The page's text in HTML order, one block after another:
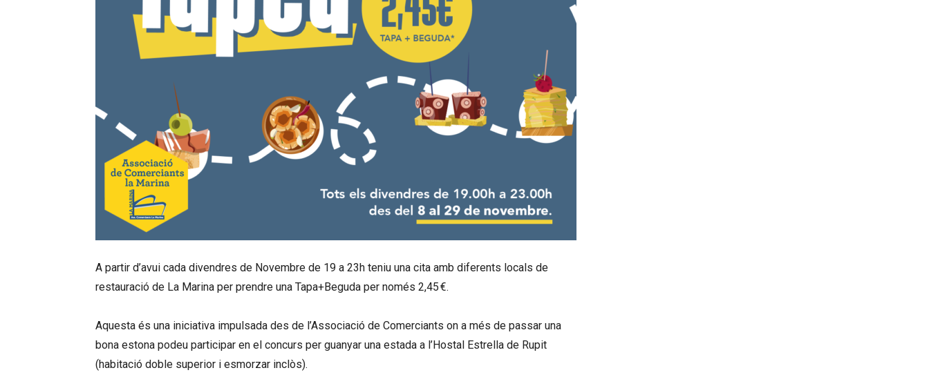
A partir d’avui cada divendres de Novembre de 19 a 23h teniu una cita amb diferents locals de
restauració de La Marina per prendre una Tapa+Beguda per només 2,45 €.
Aquesta és una iniciativa impulsada des de l’Associació de Comerciants on a més de passar una
bona estona podeu participar en el concurs per guanyar una estada a l’Hostal Estrella de Rupit
(habitació doble superior i esmorzar inclòs).